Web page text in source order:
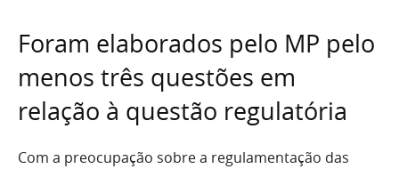
Foram elaborados pelo MP pelo
menos três questões em
relação à questão regulatória
Com a preocupação sobre a regulamentação das